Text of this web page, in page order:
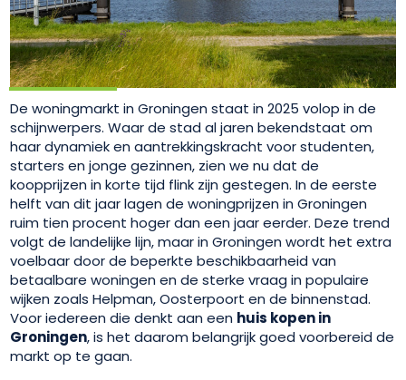
De woningmarkt in Groningen staat in 2025 volop in de
schijnwerpers. Waar de stad al jaren bekendstaat om
haar dynamiek en aantrekkingskracht voor studenten,
starters en jonge gezinnen, zien we nu dat de
koopprijzen in korte tijd flink zijn gestegen. In de eerste
helft van dit jaar lagen de woningprijzen in Groningen
ruim tien procent hoger dan een jaar eerder. Deze trend
volgt de landelijke lijn, maar in Groningen wordt het extra
voelbaar door de beperkte beschikbaarheid van
betaalbare woningen en de sterke vraag in populaire
wijken zoals Helpman, Oosterpoort en de binnenstad.
Voor iedereen die denkt aan een huis kopen in
Groningen, is het daarom belangrijk goed voorbereid de
markt op te gaan.